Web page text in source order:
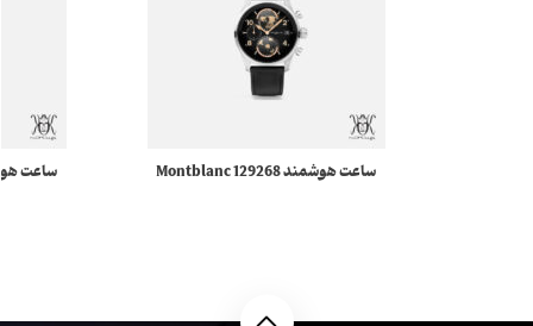
ساعت هوشمند 129268 Montblanc